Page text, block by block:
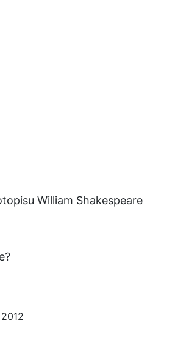
William Shakespeare